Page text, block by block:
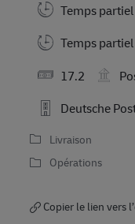
Temps partiel
Working Hours
Temps partiel
17.2
Deutsche
Livraison
Opérations
Copier le lien vers